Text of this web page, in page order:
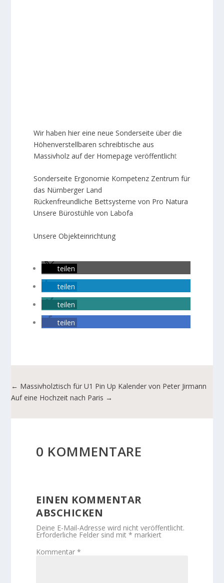
Wir haben hier eine neue Sonderseite über die
Höhenverstellbaren schreibtische aus
Massivholz auf der Homepage veröffentlicht
Sonderseite Ergonomie Kompetenz Zentrum für
das Nürnberger Land
Rückenfreundliche Bettsysteme von Pro Natura
Unsere Bürostühle von Labofa
Unsere Objekteinrichtung
teilen
teilen
teilen
teilen
← Massivholztisch für U1 Pin Up Kalender von Peter Jirmann
Auf eine Hochzeit nach Paris →
0 KOMMENTARE
EINEN KOMMENTAR
ABSCHICKEN
Deine E-Mail-Adresse wird nicht veröffentlicht.
Erforderliche Felder sind mit* markiert
Kommentar*